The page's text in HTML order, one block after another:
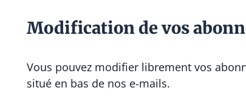
Modification de vos
Vous pouvez modifier librement vos
situé en bas de nos e-mails.